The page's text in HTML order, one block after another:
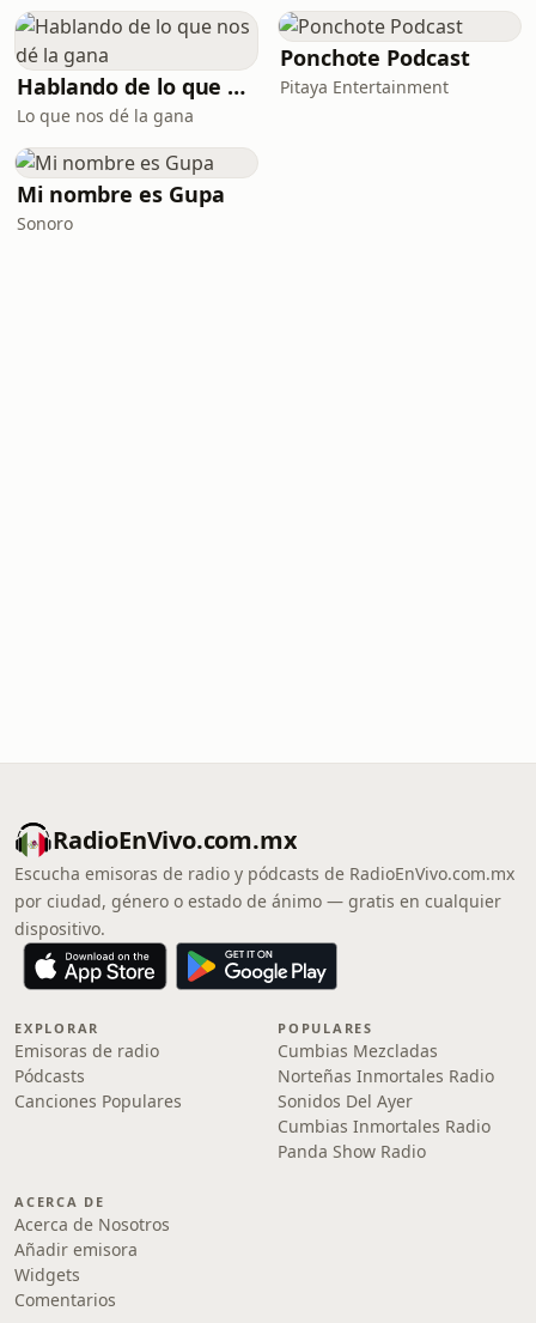
Hablando de lo que nos dé la gana
Lo que nos dé la gana
Ponchote Podcast
Pitaya Entertainment
Mi nombre es Gupa
Sonoro
RadioEnVivo.com.mx
Escucha emisoras de radio y pódcasts de RadioEnVivo.com.mx
por ciudad, género o estado de ánimo — gratis en cualquier
dispositivo.
EXPLORAR
Emisoras de radio
Pódcasts
Canciones Populares
POPULARES
Cumbias Mezcladas
Norteñas Inmortales Radio
Sonidos Del Ayer
Cumbias Inmortales Radio
Panda Show Radio
ACERCA DE
Acerca de Nosotros
Añadir emisora
Widgets
Comentarios